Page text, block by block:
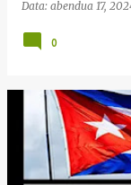
Data: abendua 17,
0